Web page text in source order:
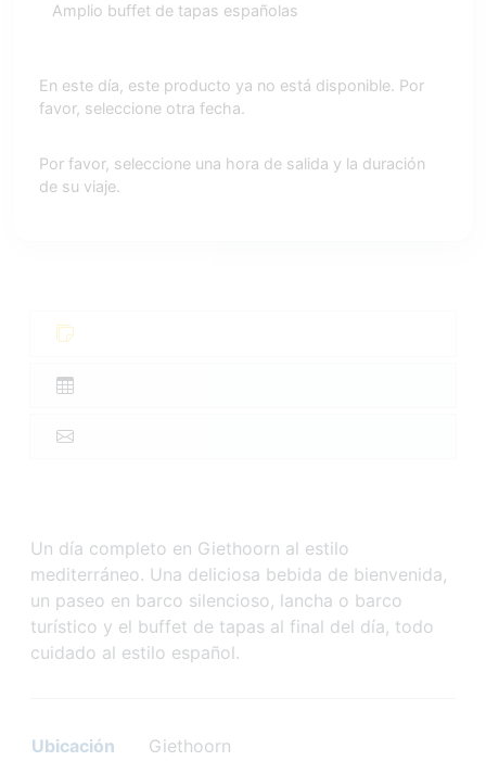
Amplio buffet de tapas españolas
En este día, este producto ya no está disponible. Por
favor, seleccione otra fecha.
Por favor, seleccione una hora de salida y la duración
de su viaje.
Un día completo en Giethoorn al estilo
mediterráneo. Una deliciosa bebida de bienvenida,
un paseo en barco silencioso, lancha o barco
turístico y el buffet de tapas al final del día, todo
cuidado al estilo español.
Ubicación Giethoorn